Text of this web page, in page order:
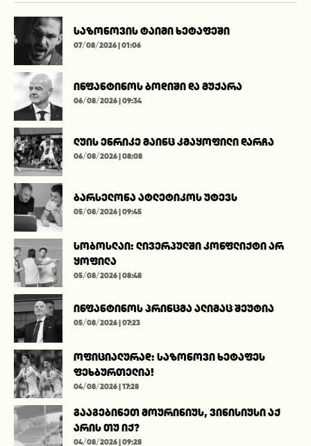
საზონოვის ტაიმი ხეტაფეში
07/08/2026 | 01:06
ინფანტინოს ბოდიში და მუქარა
06/08/2026 | 09:34
ლუის ენრიკე მაინც კმაყოფილი დარჩა
06/08/2026 | 08:08
ბარსელონა ატლეტიკოს უტევს
05/08/2026 | 09:45
სობოსლაი: ლივერპულში კონფლიქტი არ
ყოფილა
05/08/2026 | 08:48
ინფანტინოს პრინცმა ალიმაც შეუტია
05/08/2026 | 07:23
ოფიციალურად: საზონოვი ხეტაფეს
ფეხბურთელია!
04/08/2026 | 17:28
გააგებინეთ მოურინიუს, ვინისიუსი აქ
არის თუ იქ?
04/08/2026 | 09:28